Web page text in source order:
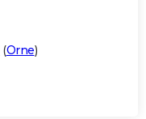
(Orne)